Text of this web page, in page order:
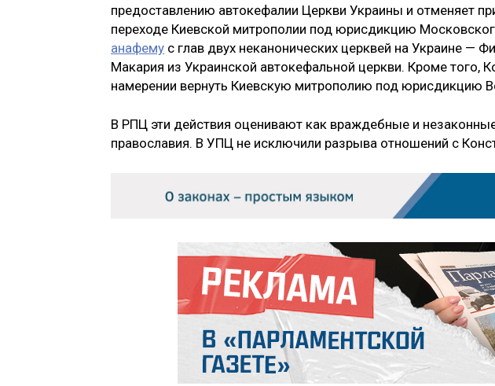
предоставлению автокефалии Церкви Украины и отменяет
переходе Киевской митрополии под юрисдикцию
анафему с глав двух неканонических церквей на Украине —
Макария из Украинской автокефальной церкви. Кроме того,
намерении вернуть Киевскую митрополию под юрисдикцию
В РПЦ эти действия оценивают как враждебные и
православия. В УПЦ не исключили разрыва отношений с